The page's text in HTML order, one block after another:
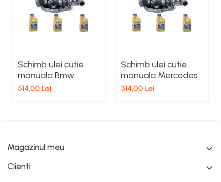
Schimb ulei cutie
manuala Bmw
514,00 Lei
Schimb ulei cutie
manuala Mercedes
314,00 Lei
Magazinul meu
Clienti